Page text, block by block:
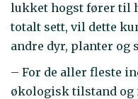
lukket hogst fører til
totalt sett, vil dette
andre dyr, planter og
– For de aller fleste
økologisk tilstand og